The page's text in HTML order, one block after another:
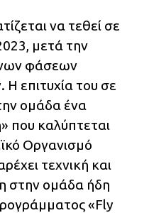
να τεθεί σε
μετά την
φάσεων
επιτυχία του σε
ομάδα ένα
που καλύπτεται
Οργανισμό
τεχνική και
στην ομάδα ήδη
«Fly